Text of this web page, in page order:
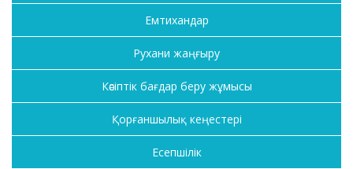
Емтихандар
Рухани жаңғыру
Кәсіптік бағдар беру жұмысы
Қорғаншылық кеңестері
Есепшілік